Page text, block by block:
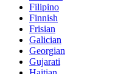
Filipino
Finnish
Frisian
Galician
Georgian
Gujarati